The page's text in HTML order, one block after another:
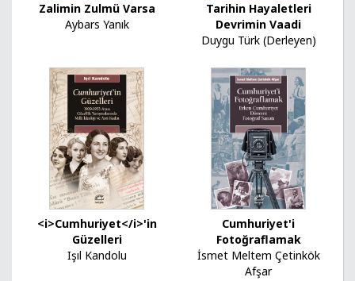
Zalimin Zulmü Varsa
Aybars Yanık
Tarihin Hayaletleri
Devrimin Vaadi
Duygu Türk (Derleyen)
<i>Cumhuriyet</i>'in
Güzelleri
Işıl Kandolu
Cumhuriyet'i
Fotoğraflamak
İsmet Meltem Çetinkök
Afşar